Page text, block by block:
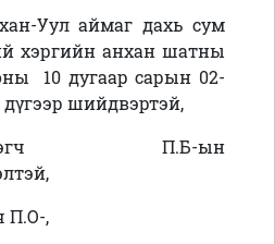
аймаг дахь сум
хэргийн анхан шатны
10 дугаар сарын 02-
шийдвэртэй,
П.Б-ын
,